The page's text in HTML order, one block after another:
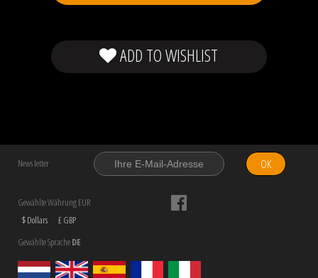
ADD TO WISHLIST
News letter OK
Gewählte Währung EUR
$ Dollars
£ GBP
Gewählte SpracheDE